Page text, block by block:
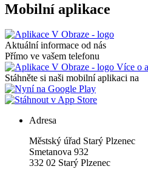
Mobilní aplikace
Aktuální informace od nás
Přímo ve vašem telefonu
Více o
Stáhněte si naši mobilní aplikaci na
Adresa
Městský úřad Starý Plzenec
Smetanova 932
332 02 Starý Plzenec